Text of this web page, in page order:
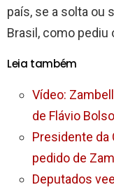
país, se a solta ou
Brasil, como pediu
Leia também
Vídeo:
de Flávio
Presidente da
pedido de
Deputados